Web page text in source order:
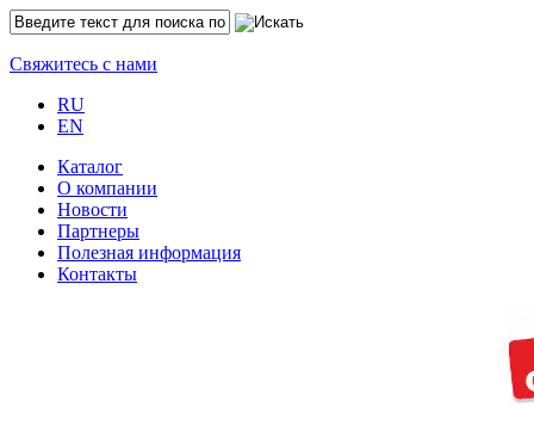
Свяжитесь с нами
RU
EN
Каталог
O компании
Новости
Партнеры
Полезная информация
Контакты